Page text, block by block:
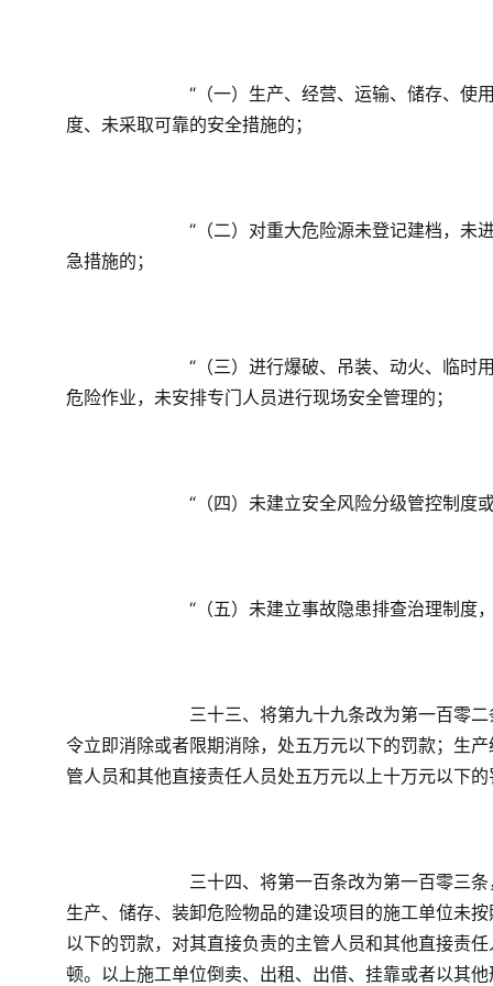
“（一）生产、经营、运输、储存、使
度、未采取可靠的安全措施的；
“（二）对重大危险源未登记建档，未
急措施的；
“（三）进行爆破、吊装、动火、临时
危险作业，未安排专门人员进行现场安全管理的；
“（四）未建立安全风险分级管控制度
“（五）未建立事故隐患排查治理制度
三十三、将第九十九条改为第一百零二
令立即消除或者限期消除，处五万元以下的罚款；生
管人员和其他直接责任人员处五万元以上十万元以下
三十四、将第一百条改为第一百零三条
生产、储存、装卸危险物品的建设项目的施工单位未
以下的罚款，对其直接负责的主管人员和其他直接责
顿。以上施工单位倒卖、出租、出借、挂靠或者以其